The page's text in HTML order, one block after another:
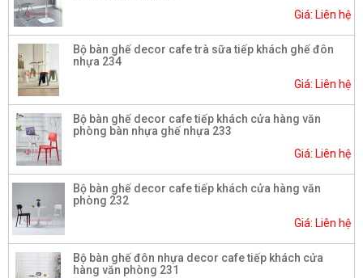
Giá: Liên hệ
Bộ bàn ghế decor cafe trà sữa tiếp khách ghế đôn
nhựa 234
Giá: Liên hệ
Bộ bàn ghế decor cafe tiếp khách cửa hàng văn
phòng bàn nhựa ghế nhựa 233
Giá: Liên hệ
Bộ bàn ghế decor cafe tiếp khách cửa hàng văn
phòng 232
Giá: Liên hệ
Bộ bàn ghế đôn nhựa decor cafe tiếp khách cửa
hàng văn phòng 231